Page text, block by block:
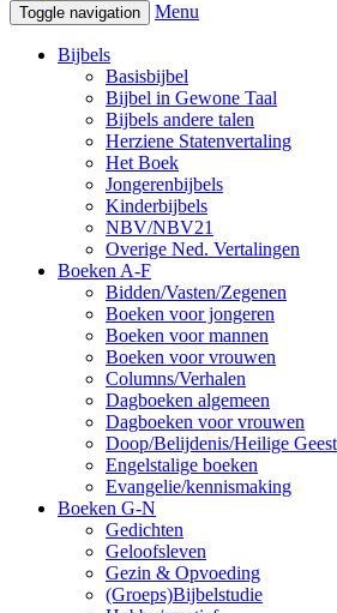
Toggle navigation Menu
Bijbels
Basisbijbel
Bijbel in Gewone Taal
Bijbels andere talen
Herziene Statenvertaling
Het Boek
Jongerenbijbels
Kinderbijbels
NBV/NBV21
Overige Ned. Vertalingen
Boeken A-F
Bidden/Vasten/Zegenen
Boeken voor jongeren
Boeken voor mannen
Boeken voor vrouwen
Columns/Verhalen
Dagboeken algemeen
Dagboeken voor vrouwen
Doop/Belijdenis/Heilige Geest
Engelstalige boeken
Evangelie/kennismaking
Boeken G-N
Gedichten
Geloofsleven
Gezin & Opvoeding
(Groeps)Bijbelstudie